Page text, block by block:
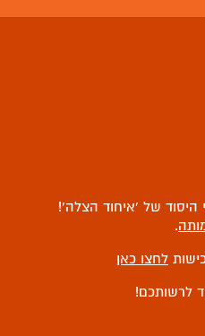
של ‘איחוד הצלה’!
.
לחצו כאן
לרשותכם!